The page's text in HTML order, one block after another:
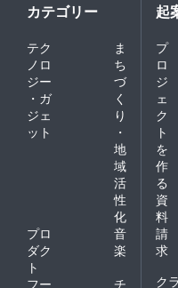
カテゴリー
テク
ノロ
ジー
・ガ
ジェ
ット
ま
ち
づ
く
り
・
地
域
活
性
化
プロ
ダク
ト
音
楽
フー
チ
起
プ
ロ
ジ
ェ
ク
ト
を
作
る
資
料
請
求
ク